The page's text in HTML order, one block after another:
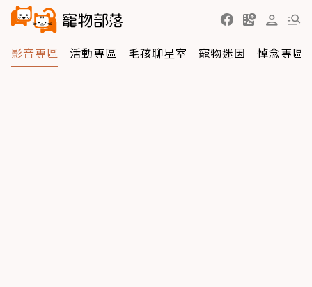
影音專區 活動專區 毛孩聊星室 寵物迷因 悼念專區